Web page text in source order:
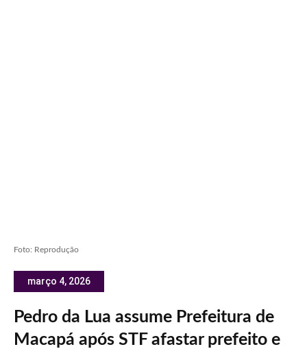
Foto: Reprodução
março 4, 2026
Pedro da Lua assume Prefeitura de
Macapá após STF afastar prefeito e